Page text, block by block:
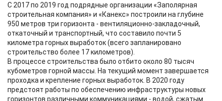
С 2017 по 2019 год подрядные организации «Заполярная
строительная компания» и «Канекс» построили на глубине
950 метров три горизонта - вентиляционно-закладочный,
откаточный и транспортный, что составило почти 5
километра горных выработок (всего запланировано
строительство более 17 километров).
В процессе строительства было отбито около 80 тысяч
кубометров горной массы. На текущий момент завершается
проходка и крепление горных выработок. В 2020 году
предстоят работы по обеспечению инфраструктуры новых
горизонтов различными коммуникациями - водой, сжатым